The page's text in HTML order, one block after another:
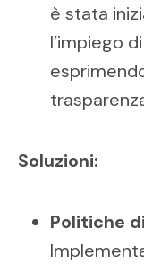
è stata
l’impiego
Soluzioni:
Politiche